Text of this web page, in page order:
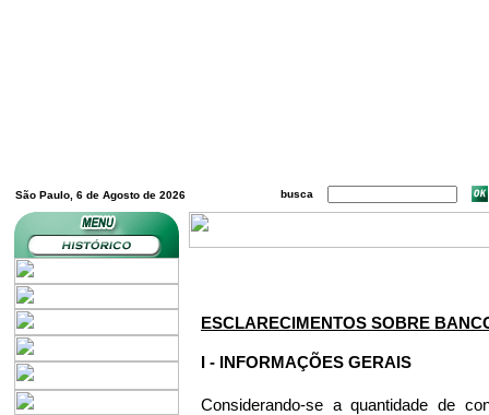
São Paulo, 6 de Agosto de 2026 busca
ESCLARECIMENTOS SOBRE
I - INFORMAÇÕES GERAIS
Considerando-se a quantidade de